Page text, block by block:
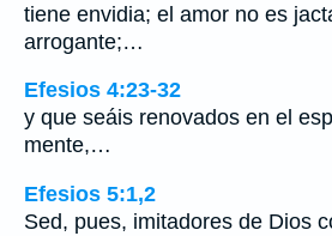
tiene envidia; el amor no es
arrogante;…
Efesios 4:23-32
y que seáis renovados en el
mente,…
Efesios 5:1,2
Sed, pues, imitadores de Dios